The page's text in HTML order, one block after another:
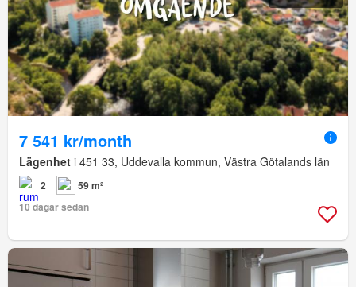
7 541 kr/month
Lägenhet i 451 33, Uddevalla kommun, Västra Götalands län
2
59 m²
10 dagar sedan